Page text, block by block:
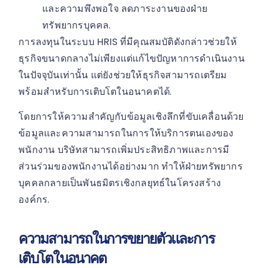
และความพึงพอใจ ลดภาระงานของฝ่าย
ทรัพยากรบุคคล.
การลงทุนในระบบ HRIS ที่มีคุณสมบัติดังกล่าวช่วยให้
ธุรกิจขนาดกลางไม่เพียงแต่แก้ไขปัญหาการดำเนินงาน
ในปัจจุบันเท่านั้น แต่ยังช่วยให้ธุรกิจสามารถเตรียม
พร้อมสำหรับการเติบโตในอนาคตได้.
โดยการให้ความสำคัญกับข้อมูลเชิงลึกที่ขับเคลื่อนด้วย
ข้อมูลและความสามารถในการให้บริการตนเองของ
พนักงาน บริษัทสามารถเพิ่มประสิทธิภาพและการมี
ส่วนร่วมของพนักงานได้อย่างมาก ทำให้ฝ่ายทรัพยากร
บุคคลกลายเป็นพันธมิตรเชิงกลยุทธ์ในโครงสร้าง
องค์กร.
ความสามารถในการขยายตัวและการ
เติบโตในอนาคต